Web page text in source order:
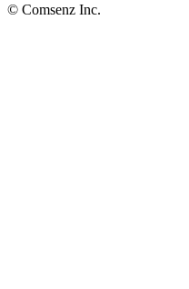
© Comsenz Inc.